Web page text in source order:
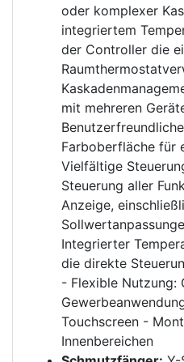
oder komplexer
integriertem
der Controller die
mit mehreren
Farboberfläche für
Vielfältige
Steuerung aller
Anzeige,
Integrierter
die direkte
- Flexible Nutzung:
Touchscreen -
Innenbereichen